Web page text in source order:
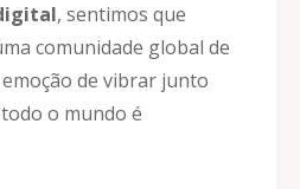
, sentimos que
comunidade global de
de vibrar junto
o mundo é